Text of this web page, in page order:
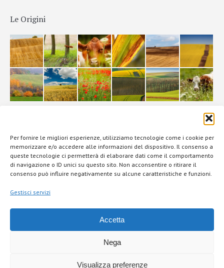
Per fornire le migliori esperienze, utilizziamo tecnologie come i cookie per
memorizzare e/o accedere alle informazioni del dispositivo. Il consenso a
queste tecnologie ci permetterà di elaborare dati come il comportamento
di navigazione o ID unici su questo sito. Non acconsentire o ritirare il
consenso può influire negativamente su alcune caratteristiche e funzioni.
Gestisci servizi
Accetta
Nega
Visualizza preferenze
Le Origini
© 2015 Brazzale S.p.A. - Via Pasubio 2 - 36010 Zanè (VI) Italia - P.IVA
cookieper offrirti la migliore esperienza.